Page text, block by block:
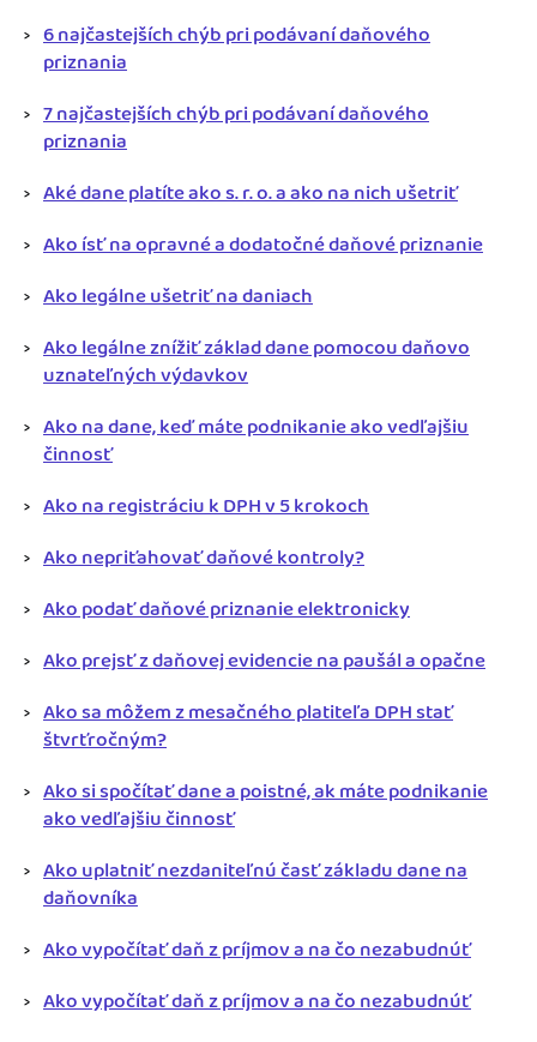
6 najčastejších chýb pri podávaní daňového
priznania
7 najčastejších chýb pri podávaní daňového
priznania
Aké dane platíte ako s. r. o. a ako na nich ušetriť
Ako ísť na opravné a dodatočné daňové priznanie
Ako legálne ušetriť na daniach
Ako legálne znížiť základ dane pomocou daňovo
uznateľných výdavkov
Ako na dane, keď máte podnikanie ako vedľajšiu
činnosť
Ako na registráciu k DPH v 5 krokoch
Ako nepriťahovať daňové kontroly?
Ako podať daňové priznanie elektronicky
Ako prejsť z daňovej evidencie na paušál a opačne
Ako sa môžem z mesačného platiteľa DPH stať
štvrťročným?
Ako si spočítať dane a poistné, ak máte podnikanie
ako vedľajšiu činnosť
Ako uplatniť nezdaniteľnú časť základu dane na
daňovníka
Ako vypočítať daň z príjmov a na čo nezabudnúť
Ako vypočítať daň z príjmov a na čo nezabudnúť